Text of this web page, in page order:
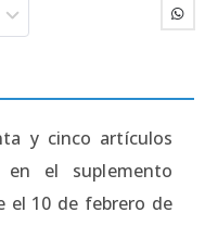
y cinco artículos
en el suplemento
el 10 de febrero de